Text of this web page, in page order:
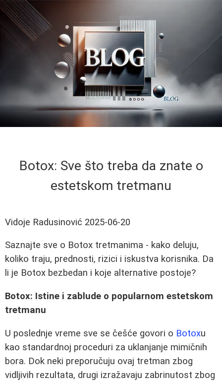
Botox: Sve što treba da znate o
estetskom tretmanu
Vidoje Radusinović 2025-06-20
Saznajte sve o Botox tretmanima - kako deluju,
koliko traju, prednosti, rizici i iskustva korisnika. Da
li je Botox bezbedan i koje alternative postoje?
Botox: Istine i zablude o popularnom estetskom
tretmanu
U poslednje vreme sve se češće govori o Botoxu
kao standardnoj proceduri za uklanjanje mimičnih
bora. Dok neki preporučuju ovaj tretman zbog
vidljivih rezultata, drugi izražavaju zabrinutost zbog